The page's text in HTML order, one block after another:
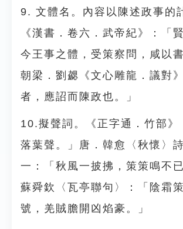
9. 文體名。內容以陳述政事的
《漢書．卷六．武帝紀》：「
今王事之體，受策察問，咸以
朝梁．劉勰《文心雕龍．議對
者，應詔而陳政也。」
10.擬聲詞。《正字通．竹部》
落葉聲。」唐．韓愈〈秋懷〉
一：「秋風一披拂，策策鳴不
蘇舜欽〈瓦亭聯句〉：「陰霜
號，羌賊膽開凶焰豪。」